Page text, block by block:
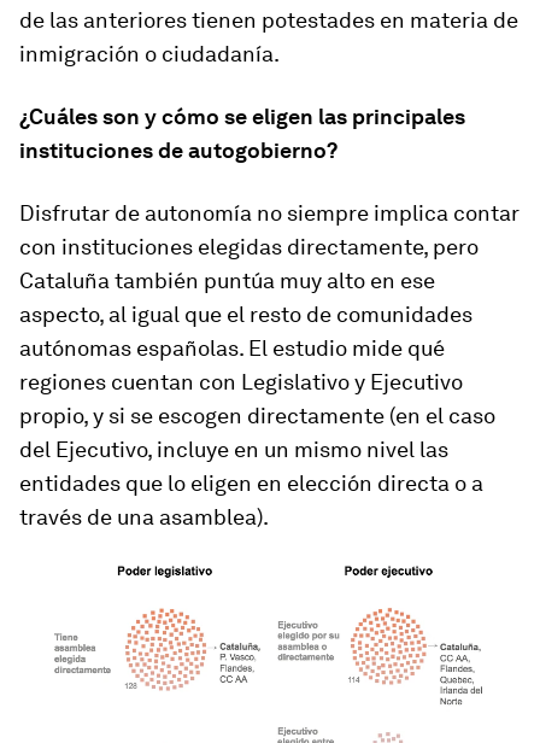
de las anteriores tienen potestades en materia de
inmigración o ciudadanía.
¿Cuáles son y cómo se eligen las principales
instituciones de autogobierno?
Disfrutar de autonomía no siempre implica contar
con instituciones elegidas directamente, pero
Cataluña también puntúa muy alto en ese
aspecto, al igual que el resto de comunidades
autónomas españolas. El estudio mide qué
regiones cuentan con Legislativo y Ejecutivo
propio, y si se escogen directamente (en el caso
del Ejecutivo, incluye en un mismo nivel las
entidades que lo eligen en elección directa o a
través de una asamblea).